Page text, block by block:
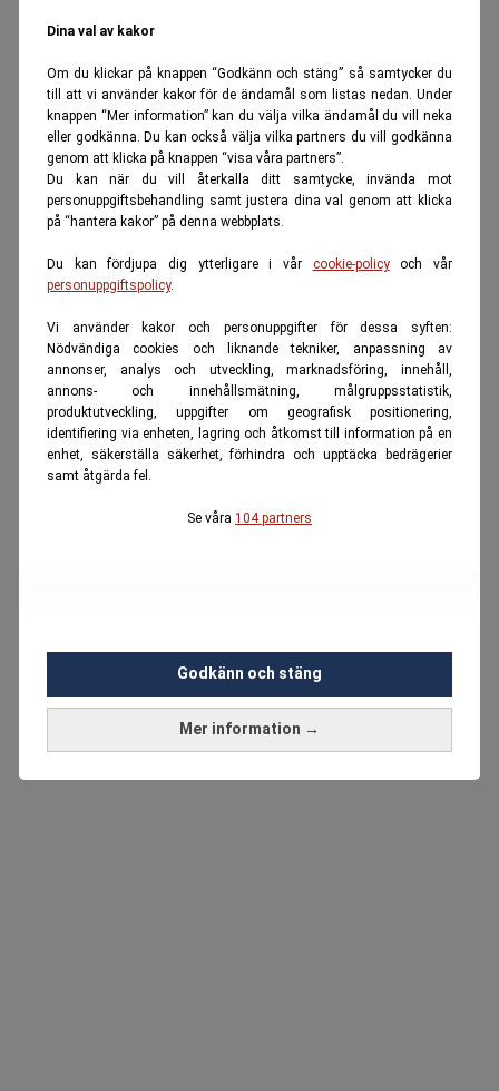
Dina val av kakor
Om du klickar på knappen “Godkänn och stäng” så samtycker du
till att vi använder kakor för de ändamål som listas nedan. Under
knappen “Mer information” kan du välja vilka ändamål du vill neka
eller godkänna. Du kan också välja vilka partners du vill godkänna
genom att klicka på knappen “visa våra partners”.
Du kan när du vill återkalla ditt samtycke, invända mot
personuppgiftsbehandling samt justera dina val genom att klicka
på “hantera kakor” på denna webbplats.
Du kan fördjupa dig ytterligare i vår cookie-policyoch vår
personuppgiftspolicy.
Vi använder kakor och personuppgifter för dessa syften:
Nödvändiga cookies och liknande tekniker, anpassning av
annonser, analys och utveckling, marknadsföring, innehåll,
annons- och innehållsmätning, målgruppsstatistik,
produktutveckling, uppgifter om geografisk positionering,
identifiering via enheten, lagring och åtkomst till information på en
enhet, säkerställa säkerhet, förhindra och upptäcka bedrägerier
samt åtgärda fel.
Se våra 104 partners
Mer information →
Godkänn och stäng